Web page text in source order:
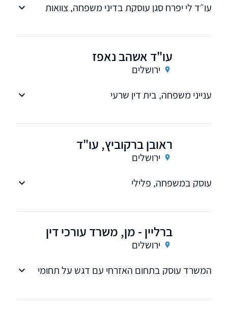
עו״ד לי יפרח סגן עוסקת בדיני משפחה, צוואות
עו"ד אשהב נאפז
ירושלים
ענייני משפחה, בית דין שרעי
ראובן ברקוביץ, עו"ד
ירושלים
עוסק במשפחה, פלילי
ברליין - מן, משרד עורכי דין
ירושלים
המשרד עוסק בתחום האזרחי עם דגש על תחומי